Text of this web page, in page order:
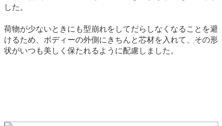
した。
荷物が少ないときにも型崩れをしてだらしなくなることを避
けるため、ボディーの外側にきちんと芯材を入れて、その形
状がいつも美しく保たれるように配慮しました。